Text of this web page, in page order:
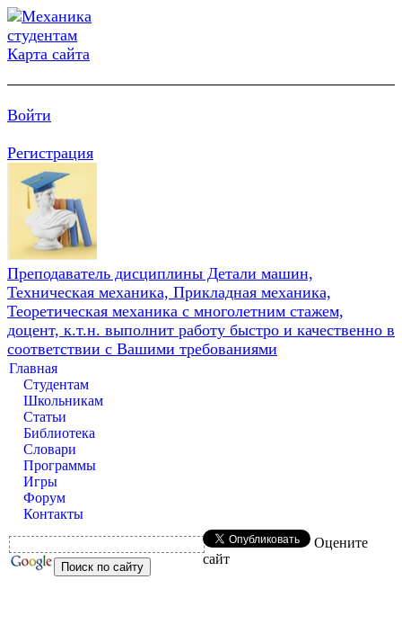
Карта сайта
Войти
Регистрация
Преподаватель дисциплины Детали машин,
Техническая механика, Прикладная механика,
Теоретическая механика с многолетним стажем,
доцент, к.т.н. выполнит работу быстро и качественно в
соответствии с Вашими требованиями
Главная
Студентам
Школьникам
Статьи
Библиотека
Словари
Программы
Игры
Форум
Контакты
Оцените
сайт